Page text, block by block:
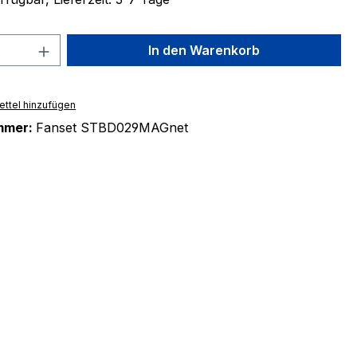
Anzahl: Gib den gewünschten Wert
In den Warenkorb
hinzufügen
Fanset STBD029MAGnet